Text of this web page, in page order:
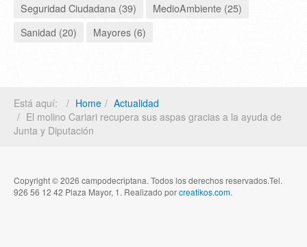
Seguridad Ciudadana (39)
MedioAmbiente (25)
Sanidad (20)
Mayores (6)
Está aquí: Home
Actualidad
El molino Cariari recupera sus aspas gracias a la ayuda de
Junta y Diputación
Copyright © 2026 campodecriptana. Todos los derechos reservados.Tel.
926 56 12 42 Plaza Mayor, 1. Realizado porcreatikos.com.